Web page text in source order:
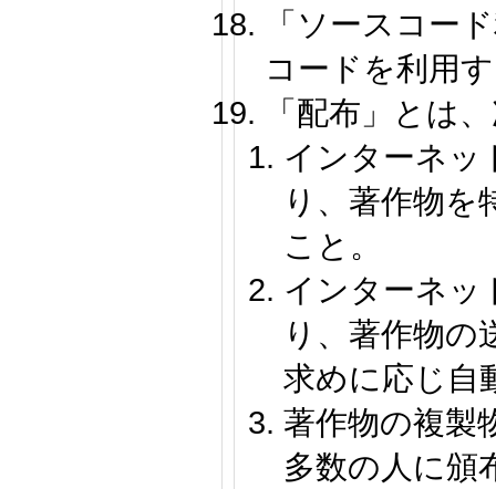
「ソースコー
コードを利用
「配布」とは
インターネッ
り、著作物を
こと。
インターネッ
り、著作物の
求めに応じ自
著作物の複製
多数の人に頒